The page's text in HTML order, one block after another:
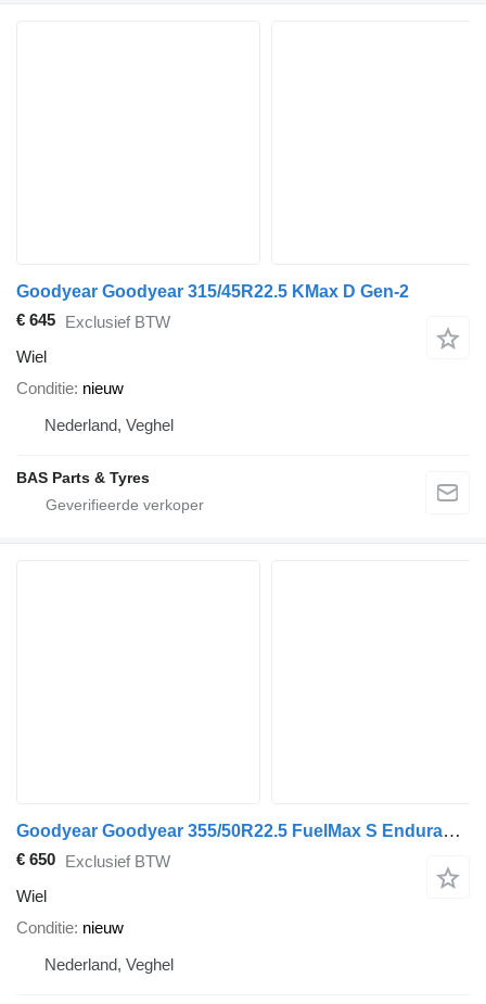
Goodyear Goodyear 315/45R22.5 KMax D Gen-2
€ 645 Exclusief BTW
Wiel
Conditie nieuw
Nederland, Veghel
BAS Parts & Tyres
Goodyear Goodyear 355/50R22.5 FuelMax S Endurance
€ 650 Exclusief BTW
Wiel
Conditie nieuw
Nederland, Veghel